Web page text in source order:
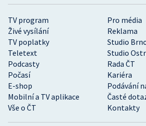
TV program
Pro média
Živé vysílání
Reklama
TV poplatky
Studio
Teletext
Studio
Podcasty
Rada ČT
Počasí
Kariéra
E-shop
Podávání
Mobilní a TV aplikace
Časté
Vše o ČT
Kontakty